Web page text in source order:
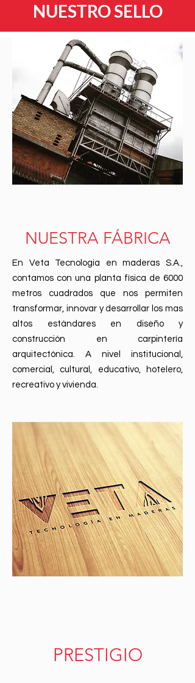
NUESTRO SELLO
NUESTRA FÁBRICA
En Veta Tecnologia en maderas S.A.,
contamos con una planta física de 6000
metros cuadrados que nos permiten
transformar, innovar y desarrollar los mas
altos estándares en diseño y
construcción en carpintería
arquitectónica. A nivel institucional,
comercial, cultural, educativo, hotelero,
recreativo y vivienda.
PRESTIGIO